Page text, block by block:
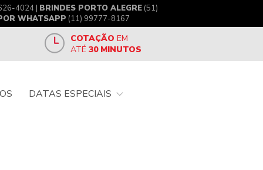
4024 | BRINDES PORTO ALEGRE(51)
WHATSAPP (11) 99777-8167
COTAÇÃO EM
ATÉ 30 MINUTOS
DATAS ESPECIAIS